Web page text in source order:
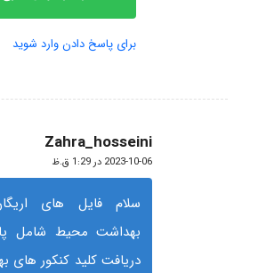
برای پاسخ دادن وارد شوید
Zahra_hosseini
گفته:
2023-10-06 در 1:29 ق.ظ
سلام فایل های
بهداشت محیط شامل
دریافت کلید کنکور های